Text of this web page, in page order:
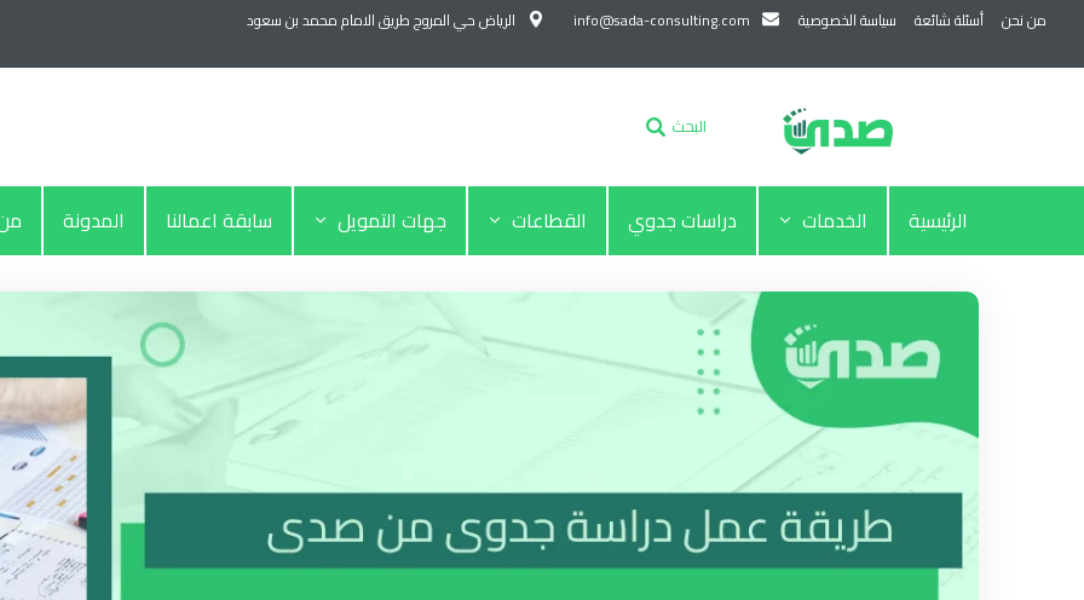
من نحن أسئلة شائعة سياسة الخصوصية info@sada-consulting.com الرياض حي المروج طريق الامام محمد بن سعود
البحث
الرئيسية الخدمات دراسات جدوي القطاعات جهات التمويل سابقة اعمالنا المدونة